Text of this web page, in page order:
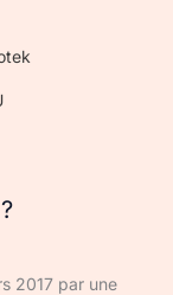
2017 par une